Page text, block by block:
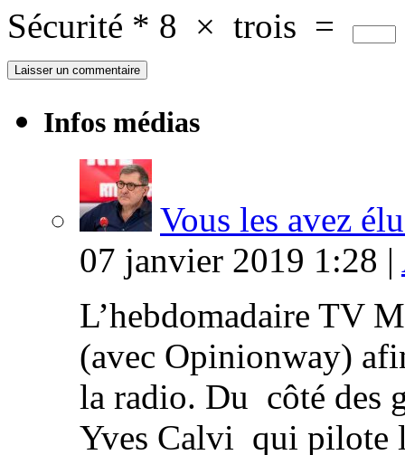
Sécurité * 8 × trois =
Infos médias
Vous les avez
07 janvier 2019 1:28 |
L’hebdomadaire TV
(avec Opinionway)
la radio. Du côté des
Yves Calvi qui